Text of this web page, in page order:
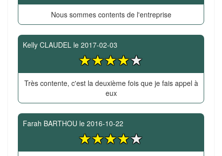
Nous sommes contents de l'entreprise
Kelly CLAUDEL le 2017-02-03
Très contente, c'est la deuxième fois que je fais appel à
eux
Farah BARTHOU le 2016-10-22